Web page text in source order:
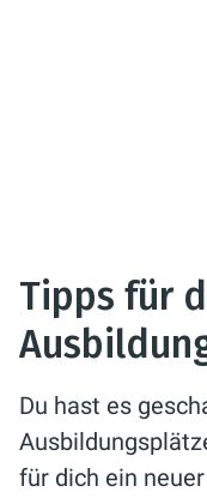
Tipps für
Du hast es
für dich ein